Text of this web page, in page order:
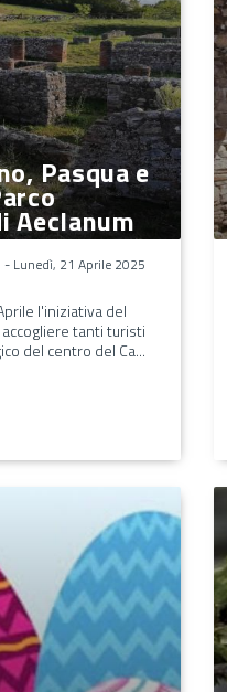
Pasqua e
Aeclanum
- Lunedì, 21 Aprile 2025
l'iniziativa del
tanti turisti
del centro del Ca...